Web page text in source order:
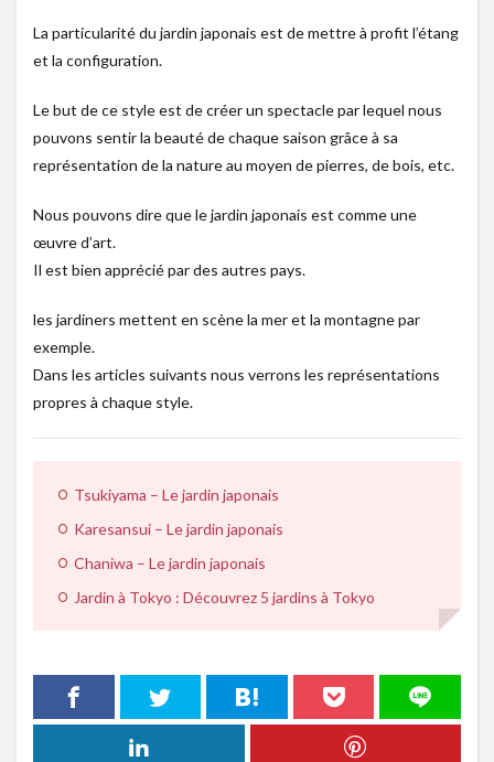
La particularité du jardin japonais est de mettre à profit l’étang
et la configuration.
Le but de ce style est de créer un spectacle par lequel nous
pouvons sentir la beauté de chaque saison grâce à sa
représentation de la nature au moyen de pierres, de bois, etc.
Nous pouvons dire que le jardin japonais est comme une
œuvre d’art.
Il est bien apprécié par des autres pays.
les jardiners mettent en scène la mer et la montagne par
exemple.
Dans les articles suivants nous verrons les représentations
propres à chaque style.
Tsukiyama – Le jardin japonais
Karesansui – Le jardin japonais
Chaniwa – Le jardin japonais
Jardin à Tokyo : Découvrez 5 jardins à Tokyo